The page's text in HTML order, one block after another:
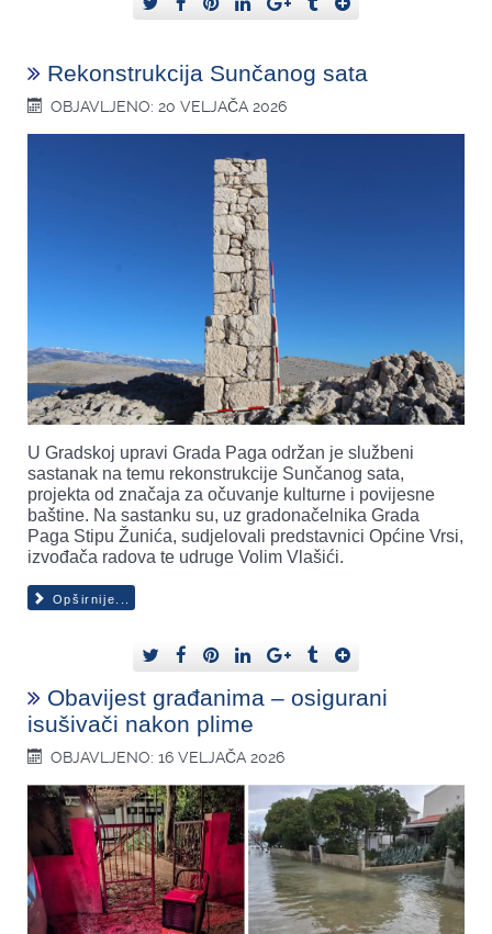
Rekonstrukcija Sunčanog sata
OBJAVLJENO: 20 VELJAČA 2026
U Gradskoj upravi Grada Paga održan je službeni
sastanak na temu rekonstrukcije Sunčanog sata,
projekta od značaja za očuvanje kulturne i povijesne
baštine. Na sastanku su, uz gradonačelnika Grada
Paga Stipu Žunića, sudjelovali predstavnici Općine Vrsi,
izvođača radova te udruge Volim Vlašići.
Opširnije...
Obavijest građanima – osigurani
isušivači nakon plime
OBJAVLJENO: 16 VELJAČA 2026